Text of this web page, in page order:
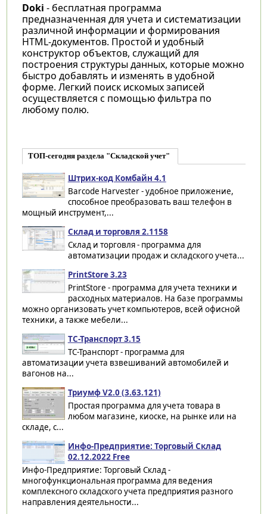
Doki - бесплатная программа
предназначенная для учета и систематизации
различной информации и формирования
HTML-документов. Простой и удобный
конструктор объектов, служащий для
построения структуры данных, которые можно
быстро добавлять и изменять в удобной
форме. Легкий поиск искомых записей
осуществляется с помощью фильтра по
любому полю.
ТОП-сегодня раздела "Складской учет"
Штрих-код Комбайн 4.1
Barcode Harvester - удобное приложение,
способное преобразовать ваш телефон в
мощный инструмент,...
Склад и торговля 2.1158
Склад и торговля - программа для
автоматизации продаж и складского учета...
PrintStore 3.23
PrintStore - программа для учета техники и
расходных материалов. На базе программы
можно организовать учет компьютеров, всей офисной
техники, а также мебели...
ТС-Транспорт 3.15
ТС-Транспорт - программа для
автоматизации учета взвешиваний автомобилей и
вагонов на...
Триумф V2.0 (3.63.121)
Простая программа для учета товара в
любом магазине, киоске, на рынке или на
складе, с...
Инфо-Предприятие: Торговый Склад
02.12.2022 Free
Инфо-Предприятие: Торговый Склад -
многофункциональная программа для ведения
комплексного складского учета предприятия разного
направления деятельности...